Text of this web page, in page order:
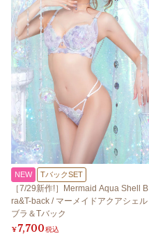
NEW TバックSET
［7/29新作!］Mermaid Aqua Shell B
ra&T-back / マーメイドアクアシェル
ブラ＆Tバック
¥7,700税込